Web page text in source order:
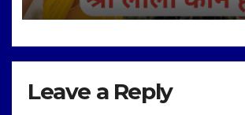
Leave a Reply